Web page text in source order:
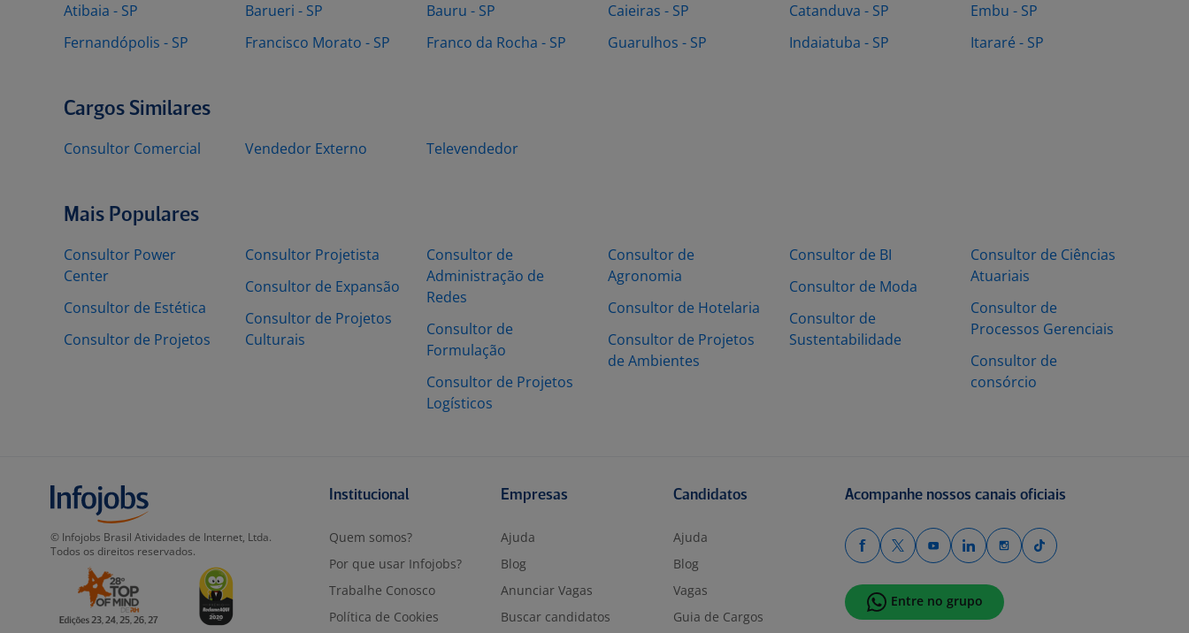
Atibaia - SP
Fernandópolis - SP
Barueri - SP
Francisco Morato - SP
Bauru - SP
Franco da Rocha - SP
Caieiras - SP
Guarulhos - SP
Catanduva - SP
Indaiatuba - SP
Embu - SP
Itararé - SP
Cargos Similares
Consultor Comercial Vendedor Externo Televendedor
Mais Populares
Consultor Power
Center
Consultor de Estética
Consultor de Projetos
Consultor Projetista
Consultor de Expansão
Consultor de Projetos
Culturais
Consultor de
Administração de
Redes
Consultor de
Formulação
Consultor de Projetos
Logísticos
Consultor de
Agronomia
Consultor de Hotelaria
Consultor de Projetos
de Ambientes
Consultor de BI
Consultor de Moda
Consultor de
Sustentabilidade
Consultor de Ciências
Atuariais
Consultor de
Processos Gerenciais
Consultor de
consórcio
© Infojobs Brasil Atividades de Internet, Ltda.
Todos os direitos reservados.
Institucional
Quem somos?
Por que usar Infojobs?
Trabalhe Conosco
Política de Cookies
Empresas
Ajuda
Blog
Anunciar Vagas
Buscar candidatos
Candidatos
Ajuda
Blog
Vagas
Guia de Cargos
Acompanhe nossos canais oficiais
Entre no grupo